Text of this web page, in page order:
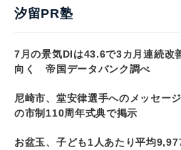
汐留PR塾
7月の景気DIは43.6で3カ月連続
向く 帝国データバンク調べ
尼崎市、堂安律選手へのメッセー
の市制110周年式典で掲示
お盆玉、子ども1人あたり平均